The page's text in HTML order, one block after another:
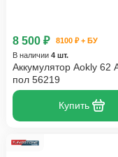
8 500 ₽
8100 ₽ + БУ
В наличии 4 шт.
Аккумулятор Aokly 62
пол 56219
Купить